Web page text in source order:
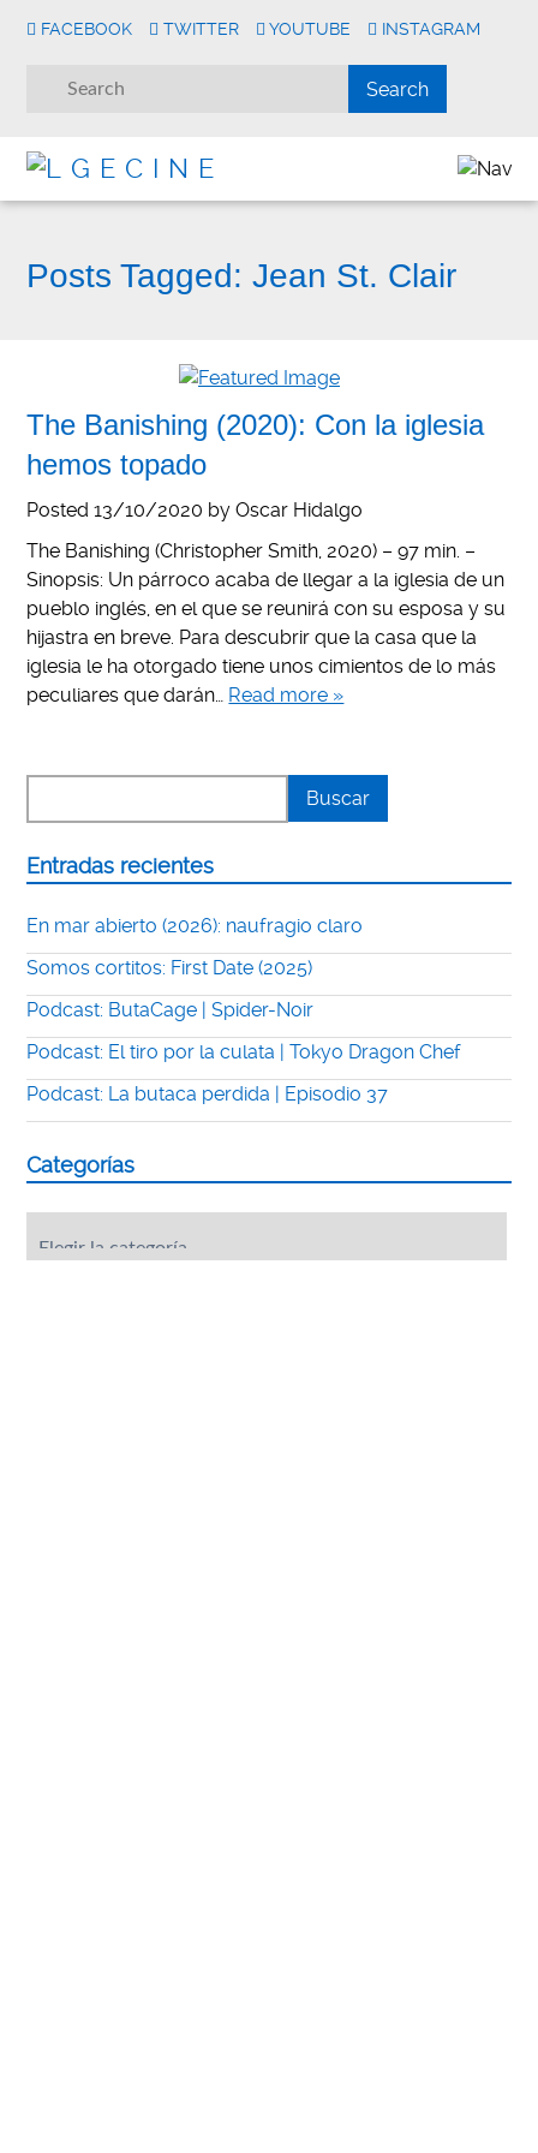
FACEBOOK TWITTER YOUTUBE INSTAGRAM
Posts Tagged: Jean St. Clair
The Banishing (2020): Con la iglesia
hemos topado
Posted13/10/2020 byOscar Hidalgo
The Banishing (Christopher Smith, 2020) – 97 min. –
Sinopsis: Un párroco acaba de llegar a la iglesia de un
pueblo inglés, en el que se reunirá con su esposa y su
hijastra en breve. Para descubrir que la casa que la
iglesia le ha otorgado tiene unos cimientos de lo más
peculiares que darán… Read more »
Entradas recientes
En mar abierto (2026): naufragio claro
Somos cortitos: First Date (2025)
Podcast: ButaCage | Spider-Noir
Podcast: El tiro por la culata | Tokyo Dragon Chef
Podcast: La butaca perdida | Episodio 37
Categorías